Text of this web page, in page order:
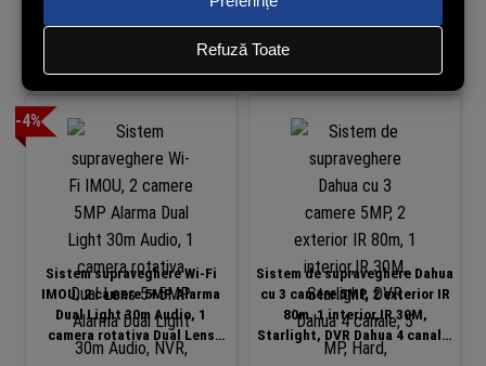
-4%
Sistem supraveghere Wi-Fi
IMOU, 2 camere 5MP Alarma
Dual Light 30m Audio, 1
camera rotativa Dual Lens
5+5MP Alarma Dual Light 30m
Sistem de supraveghere Dahua
cu 3 camere 5MP, 2 exterior IR
80m, 1 interior,IR 30M,
Starlight, DVR Dahua 4 canale,
5 MP, Hard, Accesorii incluse